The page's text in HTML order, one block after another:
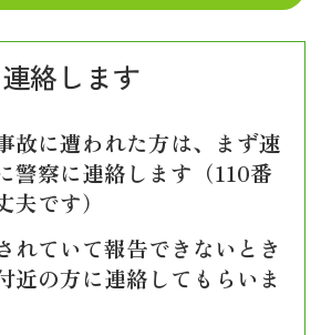
絡します
故に遭われた方は、まず速
警察に連絡します（110番
夫です）
れていて報告できないとき
近の方に連絡してもらいま